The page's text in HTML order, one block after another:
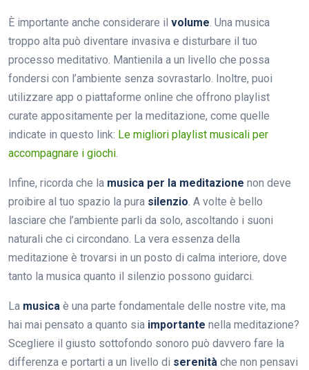
È importante anche considerare il volume. Una musica
troppo alta può diventare invasiva e disturbare il tuo
processo meditativo. Mantienila a un livello che possa
fondersi con l’ambiente senza sovrastarlo. Inoltre, puoi
utilizzare app o piattaforme online che offrono playlist
curate appositamente per la meditazione, come quelle
indicate in questo link: Le migliori playlist musicali per
accompagnare i giochi.
Infine, ricorda che la musica per la meditazione non deve
proibire al tuo spazio la pura silenzio. A volte è bello
lasciare che l’ambiente parli da solo, ascoltando i suoni
naturali che ci circondano. La vera essenza della
meditazione è trovarsi in un posto di calma interiore, dove
tanto la musica quanto il silenzio possono guidarci.
La musica è una parte fondamentale delle nostre vite, ma
hai mai pensato a quanto sia importante nella meditazione?
Scegliere il giusto sottofondo sonoro può davvero fare la
differenza e portarti a un livello di serenità che non pensavi